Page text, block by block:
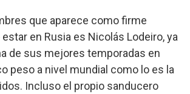
que aparece como firme
en Rusia es Nicolás Lodeiro, ya
de sus mejores temporadas en
peso a nivel mundial como lo es la
Incluso el propio sanducero